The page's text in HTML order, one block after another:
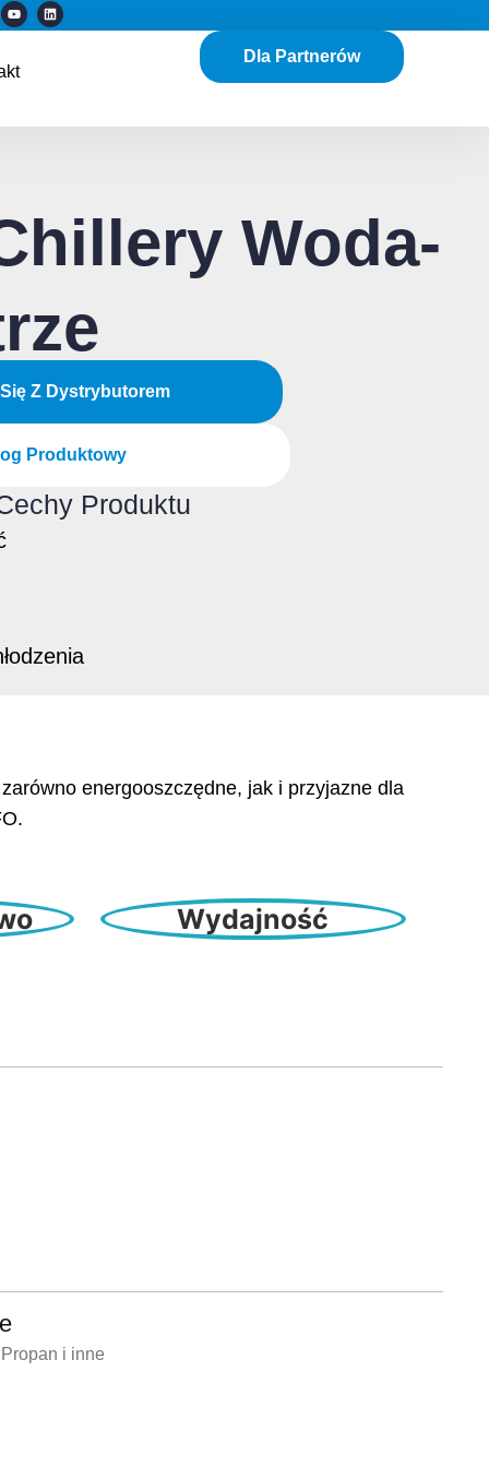
Y
o
u
b
L
i
n
Dla Partnerów
Woda-
Z Dystrybutorem
Produktowy
Produktu
energooszczędne, jak i przyjazne dla
Wydajność
i inne